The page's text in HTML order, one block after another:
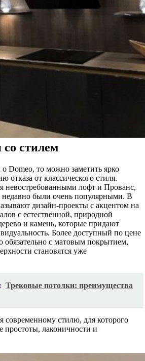
стилем
Domeo, то можно заметить ярко
от классического стиля.
невостребованными лофт и Прованс,
недавно были очень популярными. В
дизайн-проекты с акцентом на
с естественной, природной
и камень, которые придают
Более доступный по цене
с матовым покрытием,
становятся уже
Трековые потолки: преимущества
современному стилю, для которого
простоты, лаконичности и